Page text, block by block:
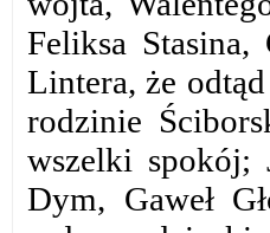
Feliksa
Lintera, że
rodzinie
wszelki spokój;
Dym, Gaweł